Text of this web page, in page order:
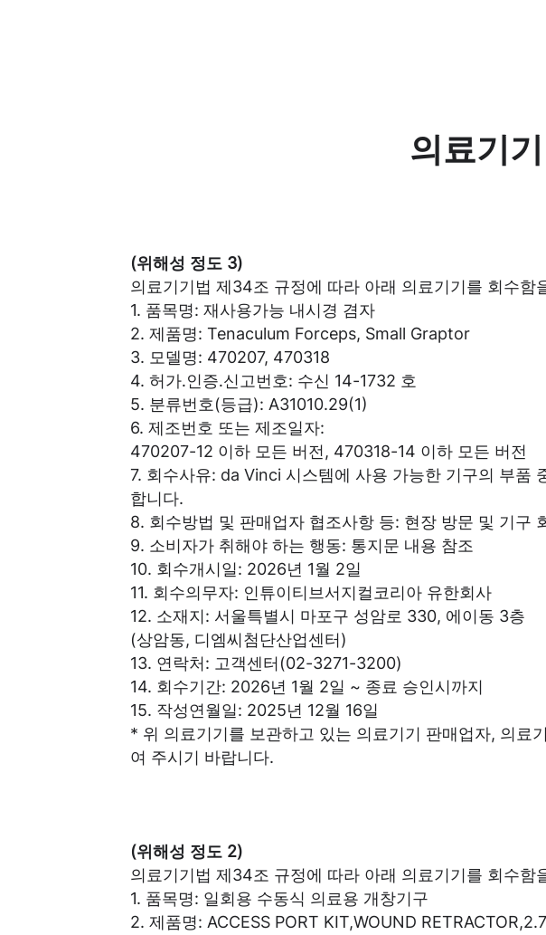
의료기
(위해성 정도 3)
의료기기법 제34조 규정에 따라 아래 의료기기를 회수함
1. 품목명: 재사용가능 내시경 겸자
2. 제품명: Tenaculum Forceps, Small Graptor
3. 모델명: 470207, 470318
4. 허가․인증․신고번호: 수신 14-1732 호
5. 분류번호(등급): A31010.29(1)
6. 제조번호 또는 제조일자:
470207-12 이하 모든 버전, 470318-14 이하 모든 버전
7. 회수사유: da Vinci 시스템에 사용 가능한 기구의 부품
합니다.
8. 회수방법 및 판매업자 협조사항 등: 현장 방문 및 기구
9. 소비자가 취해야 하는 행동: 통지문 내용 참조
10. 회수개시일: 2026년 1월 2일
11. 회수의무자: 인튜이티브서지컬코리아 유한회사
12. 소재지: 서울특별시 마포구 성암로 330, 에이동 3층
(상암동, 디엠씨첨단산업센터)
13. 연락처: 고객센터(02-3271-3200)
14. 회수기간: 2026년 1월 2일 ~ 종료 승인시까지
15. 작성연월일: 2025년 12월 16일
* 위 의료기기를 보관하고 있는 의료기기 판매업자, 의
여 주시기 바랍니다.
(위해성 정도 2)
의료기기법 제34조 규정에 따라 아래 의료기기를 회수함
1. 품목명: 일회용 수동식 의료용 개창기구
2. 제품명: ACCESS PORT KIT,WOUND